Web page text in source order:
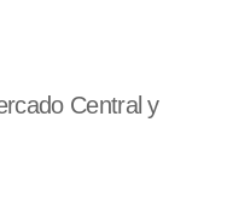
Central y